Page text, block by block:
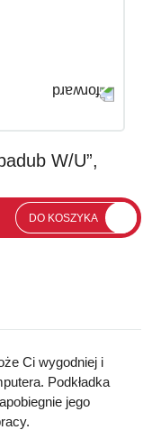
W/U”,
DO KOSZYKA
Ci wygodniej i
Podkładka
jego